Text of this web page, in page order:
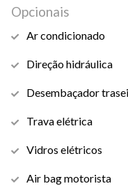
Opcionais
Ar condicionado
Direção hidráulica
Desembaçador
Trava elétrica
Vidros elétricos
Air bag motorista